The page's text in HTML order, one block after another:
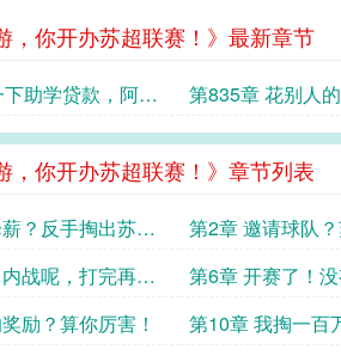
，你开办苏超联赛！》最新章节
助学贷款，阿美
第835章 花别人
事！
，你开办苏超联赛！》章节列表
？反手掏出苏
第2章 邀请球队
己比赛啊！
战呢，打完再欢
第6章 开赛了！
啊！
励？算你厉害！
第10章 我掏一百